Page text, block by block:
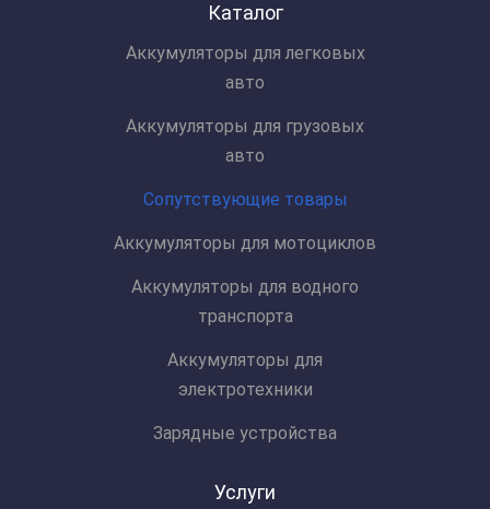
Каталог
Аккумуляторы для легковых
авто
Аккумуляторы для грузовых
авто
Сопутствующие товары
Аккумуляторы для мотоциклов
Аккумуляторы для водного
транспорта
Аккумуляторы для
электротехники
Зарядные устройства
Услуги